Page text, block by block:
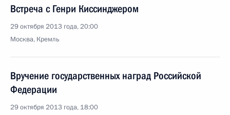
Встреча с Генри Киссинджером
29 октября 2013 года, 20:00
Москва, Кремль
Вручение государственных наград Российской
Федерации
29 октября 2013 года, 18:00